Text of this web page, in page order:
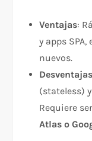
Ventajas:
y apps
nuevos.
Desventajas
(stateless)
Requiere
Atlas o